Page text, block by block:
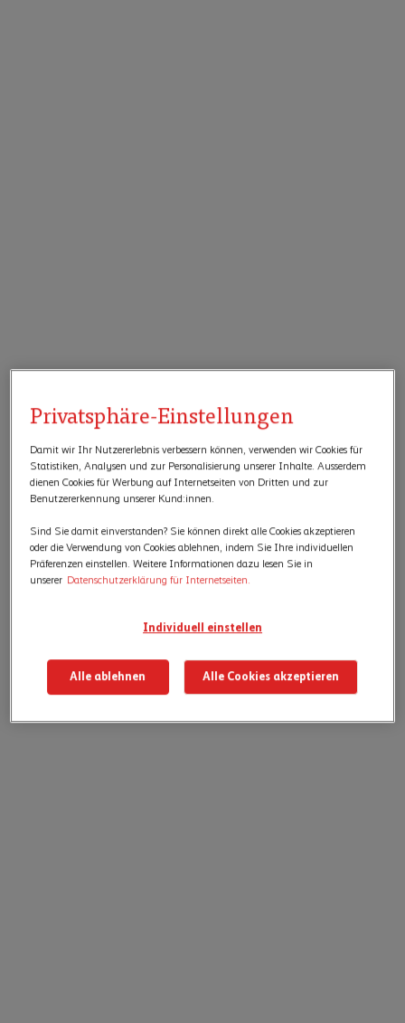
Privatsphäre-Einstellungen
Damit wir Ihr Nutzererlebnis verbessern können, verwenden wir Cookies für
Statistiken, Analysen und zur Personalisierung unserer Inhalte. Ausserdem
dienen Cookies für Werbung auf Internetseiten von Dritten und zur
Benutzererkennung unserer Kund:innen.
Sind Sie damit einverstanden? Sie können direkt alle Cookies akzeptieren
oder die Verwendung von Cookies ablehnen, indem Sie Ihre individuellen
Präferenzen einstellen. Weitere Informationen dazu lesen Sie in
unserer Datenschutzerklärung für Internetseiten.
Individuell einstellen
Alle ablehnen Alle Cookies akzeptieren